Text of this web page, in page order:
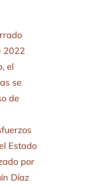
2022
el
se
de
Estado
por
Díaz